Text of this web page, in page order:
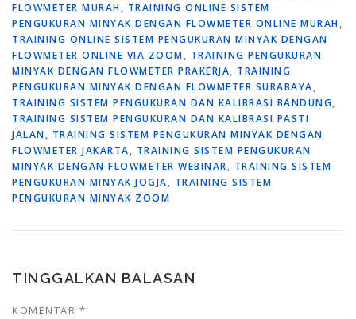
FLOWMETER MURAH, TRAINING ONLINE SISTEM
PENGUKURAN MINYAK DENGAN FLOWMETER ONLINE MURAH,
TRAINING ONLINE SISTEM PENGUKURAN MINYAK DENGAN
FLOWMETER ONLINE VIA ZOOM, TRAINING PENGUKURAN
MINYAK DENGAN FLOWMETER PRAKERJA, TRAINING
PENGUKURAN MINYAK DENGAN FLOWMETER SURABAYA,
TRAINING SISTEM PENGUKURAN DAN KALIBRASI BANDUNG,
TRAINING SISTEM PENGUKURAN DAN KALIBRASI PASTI
JALAN, TRAINING SISTEM PENGUKURAN MINYAK DENGAN
FLOWMETER JAKARTA, TRAINING SISTEM PENGUKURAN
MINYAK DENGAN FLOWMETER WEBINAR, TRAINING SISTEM
PENGUKURAN MINYAK JOGJA, TRAINING SISTEM
PENGUKURAN MINYAK ZOOM
TINGGALKAN BALASAN
KOMENTAR *